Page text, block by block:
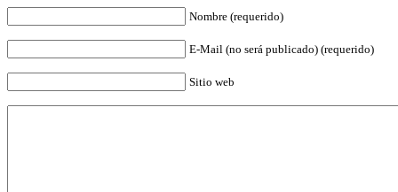
Nombre (requerido)
E-Mail (no será publicado) (requerido)
Sitio web